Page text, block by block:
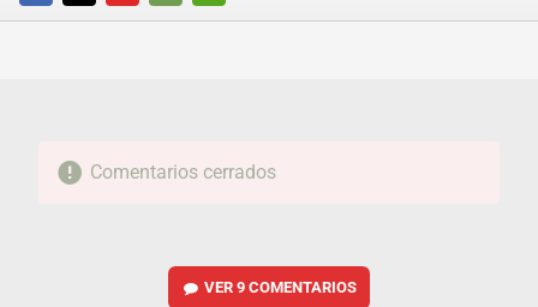
FACEBOOKTWITTERFLIPBOARD
E-
WHATSAPP
Comentarios cerrados
VER9 COMENTARIOS